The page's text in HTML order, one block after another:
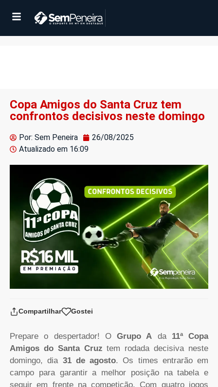
Copa Amigos do Santa Cruz tem
confrontos decisivos neste domingo
Por: Sem Peneira
26/08/2025
Atualizado em 16:09
Compartilhar Gostei
Prepare o despertador! O Grupo A da 11ª Copa
Amigos do Santa Cruz tem rodada decisiva neste
domingo, dia 31 de agosto. Os times entrarão em
campo para garantir a melhor posição na tabela e
seguir em frente na competição. Com quatro jogos